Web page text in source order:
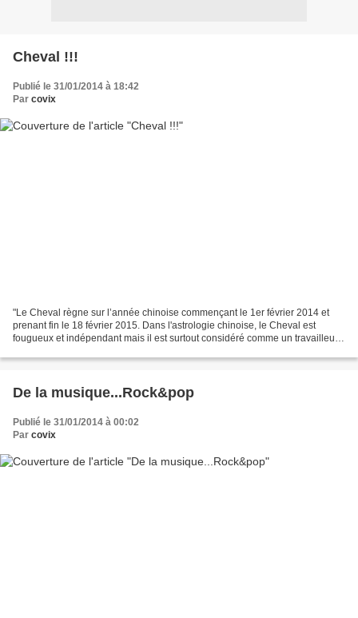
Cheval !!!
Publié le 31/01/2014 à 18:42
Par covix
"Le Cheval règne sur l’année chinoise commençant le 1er février 2014 et
prenant fin le 18 février 2015. Dans l'astrologie chinoise, le Cheval est
fougueux et indépendant mais il est surtout considéré comme un travailleur,
De la musique...Rock&pop
Publié le 31/01/2014 à 00:02
Par covix